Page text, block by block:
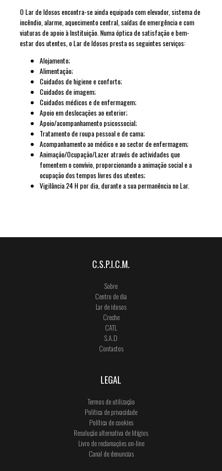
O Lar de Idosos encontra-se ainda equipado com elevador, sistema de
incêndio, alarme, aquecimento central, saídas de emergência e com
viaturas de apoio à Instituição. Numa óptica de satisfação e bem-
estar dos utentes, o Lar de Idosos presta os seguintes serviços:
Alojamento;
Alimentação;
Cuidados de higiene e conforto;
Cuidados de imagem;
Cuidados médicos e de enfermagem;
Apoio em deslocações ao exterior;
Apoio/acompanhamento psicossocial;
Tratamento de roupa pessoal e de cama;
Acompanhamento ao médico e ao sector de enfermagem;
Animação/Ocupação/Lazer através de actividades que
fomentem o convívio, proporcionando a animação social e a
ocupação dos tempos livres dos utentes;
Vigilância 24 H por dia, durante a sua permanência no Lar.
C.S.P.I.C.M.
Sobre
Centro de dia
Lar de idosos
Creche
CATL
S.A.D
Contactos
LEGAL
Termos de utilização
Política de privacidade
Política de cookies
Resolução alternativa de litígios
Livro de reclamações on-line
Canal de denuncias